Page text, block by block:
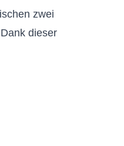
zwei
dieser